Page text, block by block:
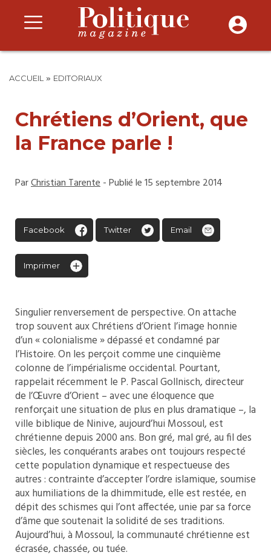
ACCUEIL » EDITORIAUX
Chrétiens d’Orient, que
la France parle !
ParChristian Tarente- Publié le 15 septembre 2014
Facebook Twitter Email
Imprimer
Singulier renversement de perspective. On attache
trop souvent aux Chrétiens d’Orient l’image honnie
d’un « colonialisme » dépassé et condamné par
l’Histoire. On les perçoit comme une cinquième
colonne de l’impérialisme occidental. Pourtant,
rappelait récemment le P. Pascal Gollnisch, directeur
de l’Œuvre d’Orient – avec une éloquence que
renforçait une situation de plus en plus dramatique –, la
ville biblique de Ninive, aujourd’hui Mossoul, est
chrétienne depuis 2000 ans. Bon gré, mal gré, au fil des
siècles, les conquérants arabes ont toujours respecté
cette population dynamique et respectueuse des
autres : contrainte d’accepter l’ordre islamique, soumise
aux humiliations de la dhimmitude, elle est restée, en
dépit des schismes qui l’ont affectée, unie par sa force
d’âme que soutenait la solidité de ses traditions.
Aujourd’hui, à Mossoul, la communauté chrétienne est
écrasée, chassée, ou tuée.